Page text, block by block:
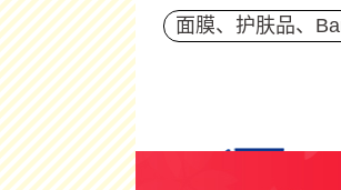
面膜、护肤品、